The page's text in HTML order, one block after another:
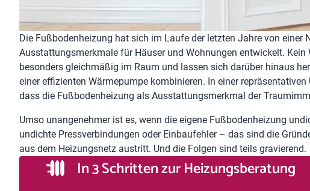
Die Fußbodenheizung hat sich im Laufe der letzten Jahre von einer
Ausstattungsmerkmale für Häuser und Wohnungen entwickelt.
besonders gleichmäßig im Raum und lassen sich darüber hinaus
einer effizienten Wärmepumpe kombinieren. In einer
dass die Fußbodenheizung als Ausstattungsmerkmal der
Umso unangenehmer ist es, wenn die eigene Fußbodenheizung
undichte Pressverbindungen oder Einbaufehler – das sind die
aus dem Heizungsnetz austritt. Und die Folgen sind teils gravierend.
In 3 Schritten zur Heizungsberatung